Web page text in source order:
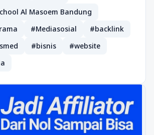
Al Masoem Bandung
#Mediasosial
#backlink
#bisnis
#website